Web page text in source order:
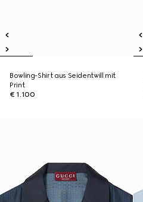
Bowling-Shirt aus Seidentwill mit
Print
€ 1.100